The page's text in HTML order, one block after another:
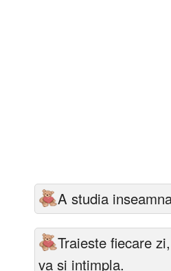
A studia
Traieste fiecare
va si intimpla.